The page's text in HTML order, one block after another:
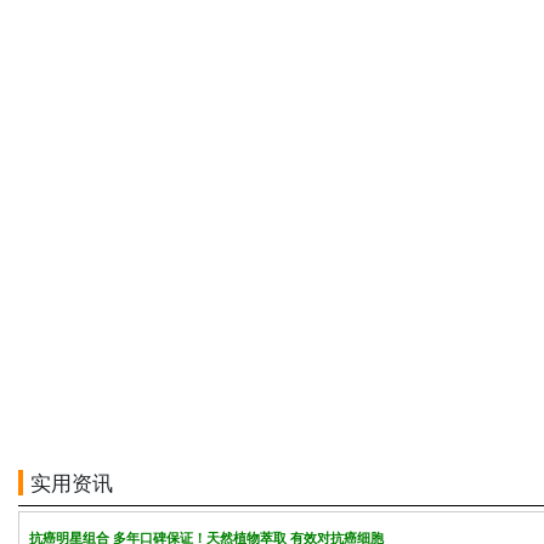
实用资讯
抗癌明星组合 多年口碑保证！天然植物萃取 有效对抗癌细胞